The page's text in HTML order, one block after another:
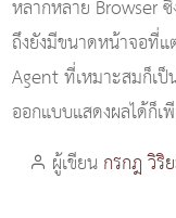
หลากหลาย Browser
ถึงยังมีขนาดหน้าจอที่แ
Agent ที่เหมาะสมก็เป็
ออกแบบแสดงผลได้ก็เ
ผู้เขียนกรกฎ วิริ